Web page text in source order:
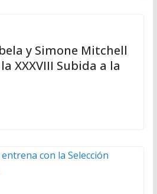
y Simone Mitchell
XXXVIII Subida a la